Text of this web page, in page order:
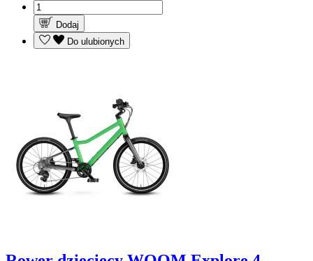
Dodaj
Do ulubionych